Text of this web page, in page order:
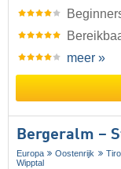
meer »
Bergeralm –
Europa Oostenrijk Tirol
Wipptal